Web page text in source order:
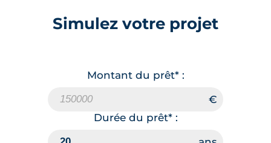
Simulez votre projet
Montant du prêt* :
Durée du prêt* :